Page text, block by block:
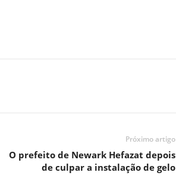
Próximo artigo
O prefeito de Newark Hefazat depois
de culpar a instalação de gelo